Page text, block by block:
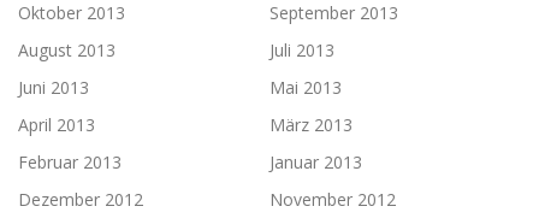
Oktober 2013
September 2013
August 2013
Juli 2013
Juni 2013
Mai 2013
April 2013
März 2013
Februar 2013
Januar 2013
Dezember 2012
November 2012